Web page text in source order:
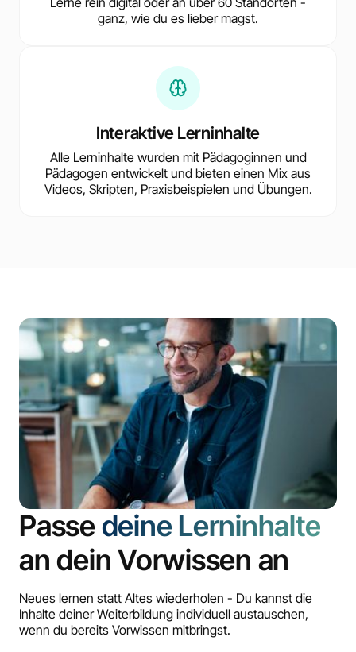
ganz, wie du es lieber magst.
Interaktive Lerninhalte
Alle Lerninhalte wurden mit Pädagoginnen und
Pädagogen entwickelt und bieten einen Mix aus
Videos, Skripten, Praxisbeispielen und Übungen.
Passedeine Lerninhalte
an dein Vorwissen an
Neues lernen statt Altes wiederholen - Du kannst die
Inhalte deiner Weiterbildung individuell austauschen,
wenn du bereits Vorwissen mitbringst.